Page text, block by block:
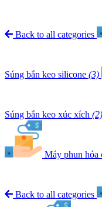
Back to all categories
Súng bắn keo silicone (3)
Súng bắn keo xúc xích (2)
Máy phun hóa
Back to all categories